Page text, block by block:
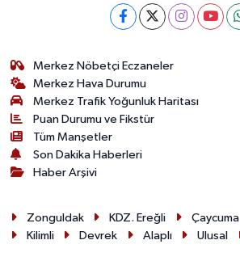
Merkez Nöbetçi Eczaneler
Merkez Hava Durumu
Merkez Trafik Yoğunluk Haritası
Puan Durumu ve Fikstür
Tüm Manşetler
Son Dakika Haberleri
Haber Arşivi
Zonguldak KDZ. Ereğli Çaycuma
Kilimli
Devrek Alaplı Ulusal